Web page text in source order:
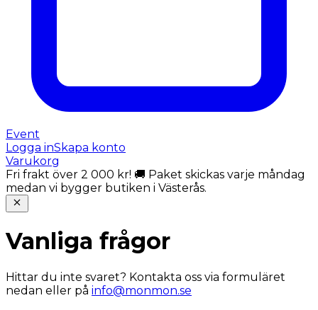
Event
Logga inSkapa konto
Varukorg
Fri frakt över 2 000 kr! 🚚 Paket skickas varje måndag
medan vi bygger butiken i Västerås.
Vanliga frågor
Hittar du inte svaret? Kontakta oss via formuläret
nedan eller på info@monmon.se